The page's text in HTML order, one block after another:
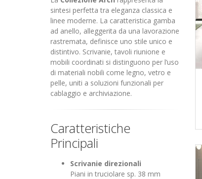
sintesi perfetta tra eleganza classica e
linee moderne. La caratteristica gamba
ad anello, alleggerita da una lavorazione
rastremata, definisce uno stile unico e
distintivo. Scrivanie, tavoli riunione e
mobili coordinati si distinguono per l’uso
di materiali nobili come legno, vetro e
pelle, uniti a soluzioni funzionali per
cablaggio e archiviazione.
Caratteristiche
Principali
Scrivanie direzionali
Piani in truciolare sp. 38 mm